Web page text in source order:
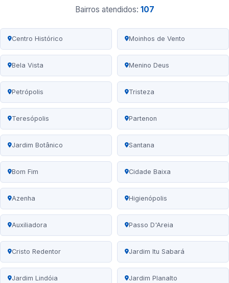
Bairros atendidos: 107
Centro Histórico Moinhos de Vento
Bela Vista Menino Deus
Petrópolis Tristeza
Teresópolis Partenon
Jardim Botânico Santana
Bom Fim Cidade Baixa
Azenha Higienópolis
Auxiliadora Passo D'Areia
Cristo Redentor Jardim Itu Sabará
Jardim Lindóia Jardim Planalto